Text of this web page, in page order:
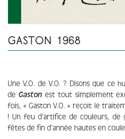
GASTON 1968
Une V.O. de V.O. ? Disons que ce
de Gaston est tout simplement
fois, « Gaston V.O. » reçoit le
! Un feu d’artifice de couleurs,
fêtes de fin d’année hautes en